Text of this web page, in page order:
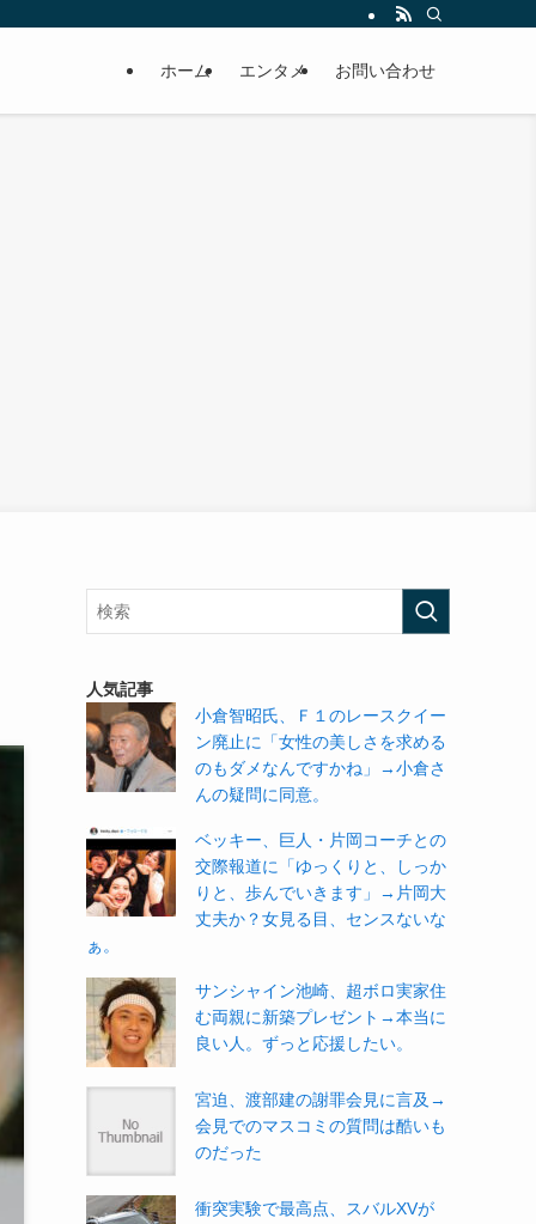
ホーム エンタメ お問い合わせ
人気記事
小倉智昭氏、Ｆ１のレースクイー
ン廃止に「女性の美しさを求める
のもダメなんですかね」→小倉さ
んの疑問に同意。
ベッキー、巨人・片岡コーチとの
交際報道に「ゆっくりと、しっか
りと、歩んでいきます」→片岡大
丈夫か？女見る目、センスないな
ぁ。
サンシャイン池崎、超ボロ実家住
む両親に新築プレゼント→本当に
良い人。ずっと応援したい。
宮迫、渡部建の謝罪会見に言及→
会見でのマスコミの質問は酷いも
のだった
衝突実験で最高点、スバルXVが